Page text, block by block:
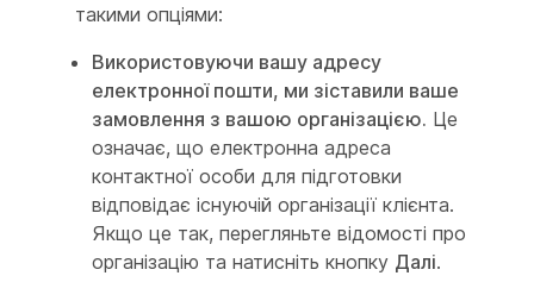
такими опціями:
Використовуючи вашу адресу
електронної пошти, ми зіставили ваше
замовлення з вашою організацією. Це
означає, що електронна адреса
контактної особи для підготовки
відповідає існуючій організації клієнта.
Якщо це так, перегляньте відомості про
організацію та натисніть кнопку Далі.